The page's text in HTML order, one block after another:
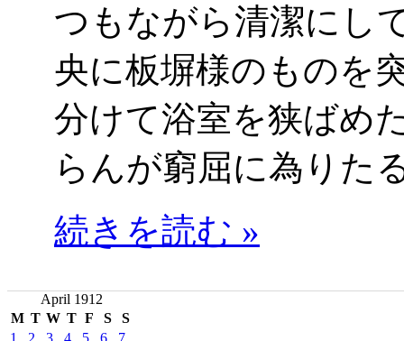
つもながら清潔にし
央に板塀様のものを
分けて浴室を狭ばめ
らんが窮屈に為りた
続きを読む »
April 1912
M T W T F S S
1 2 3 4 5 6
7